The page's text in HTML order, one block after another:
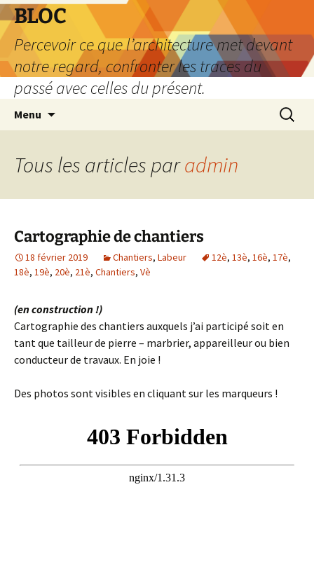
Aller
au
contenu
BLOC
Percevoir ce que l’architecture met devant
notre regard, confronter les traces du
passé avec celles du présent.
Menu
Tous les articles paradmin
Cartographie de chantiers
18 février 2019 Chantiers, Labeur 12è, 13è, 16è, 17è,
18è, 19è, 20è, 21è, Chantiers, Vè
(en construction !)
Cartographie des chantiers auxquels j’ai participé soit en
tant que tailleur de pierre – marbrier, appareilleur ou bien
conducteur de travaux. En joie !
Des photos sont visibles en cliquant sur les marqueurs !